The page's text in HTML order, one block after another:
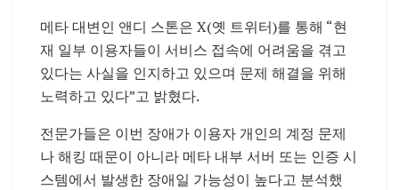
메타 대변인 앤디 스톤은 X(옛 트위터)를 통해 “현
재 일부 이용자들이 서비스 접속에 어려움을 겪고
있다는 사실을 인지하고 있으며 문제 해결을 위해
노력하고 있다”고 밝혔다.
전문가들은 이번 장애가 이용자 개인의 계정 문제
나 해킹 때문이 아니라 메타 내부 서버 또는 인증 시
스템에서 발생한 장애일 가능성이 높다고 분석했